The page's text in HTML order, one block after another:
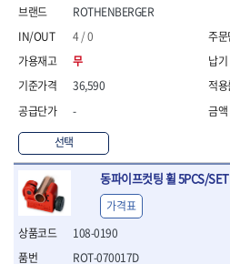
- 마킹
연마용품
- 조줄
- 목공용줄
- 조줄세트
- 판금줄홀더
- 줄
공구함.공구집
- 공구함
- 탑체스터
- 플라스틱이동공구함
- 공구통
ROTHENBERGER
4 / 0
무
36,590
-
선택
동파이프컷팅 휠 5PCS/SET
108-0190
ROT-070017D
가격표